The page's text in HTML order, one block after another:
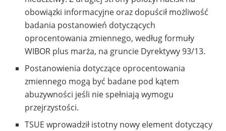
obowiązki informacyjne oraz dopuścił możliwość
badania postanowień dotyczących
oprocentowania zmiennego, według formuły
WIBOR plus marża, na gruncie Dyrektywy 93/13.
Postanowienia dotyczące oprocentowania
zmiennego mogą być badane pod kątem
abuzywności jeśli nie spełniają wymogu
przejrzystości.
TSUE wprowadził istotny nowy element dotyczący